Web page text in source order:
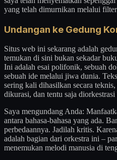
yang telah dimurnikan melalui
Undangan ke Gedung
Situs web ini sekarang adalah
temukan di sini bukan sekadar
Ini adalah esai polifonik, sebuah
sebuah ide melalui jiwa dunia.
sering kali dihasilkan secara
dikurasi, dan tentu saja diorkestrasi
Saya mengundang Anda:
antara bahasa-bahasa yang ada.
perbedaannya. Jadilah kritis.
adalah bagian dari orkestra ini –
menemukan melodi manusia di